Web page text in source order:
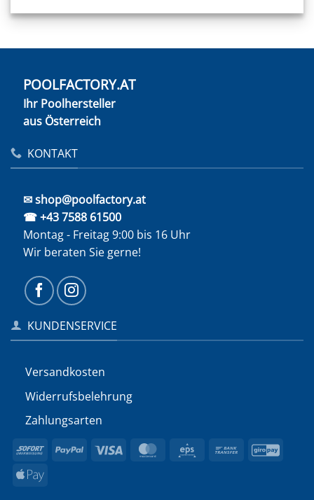
war:
767,00 €
ist:
690,30 €.
POOLFACTORY.AT
Ihr Poolhersteller
aus Österreich
KONTAKT
✉ shop@poolfactory.at
☎ +43 7588 61500
Montag - Freitag 9:00 bis 16 Uhr
Wir beraten Sie gerne!
KUNDENSERVICE
Versandkosten
Widerrufs­belehrung
Zahlungsarten
Sofort PayPal Visa MasterCard
Eps
Bank
Apple